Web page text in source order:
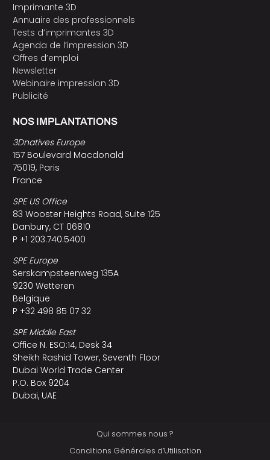
Imprimante 3D
Annuaire des professionnels
Tests d’imprimantes 3D
Agenda de l’impression 3D
Offres d’emploi
Newsletter
Webinaire impression 3D
Publicité
NOS IMPLANTATIONS
3Dnatives Europe
157 Boulevard Macdonald
75019, Paris
France
SPE US Office
83 Wooster Heights Road, Suite 125
Danbury, CT 06810
P +1 203.740.5400
SPE Europe
Serskampsteenweg 135A
9230 Wetteren
Belgique
P +32 498 85 07 32
SPE Middle East
Office N. ESO:14, Desk 34
Sheikh Rashid Tower, Seventh Floor
Dubai World Trade Center
P.O. Box 9204
Dubai, UAE
Qui sommes nous ?
Conditions Générales d’Utilisation